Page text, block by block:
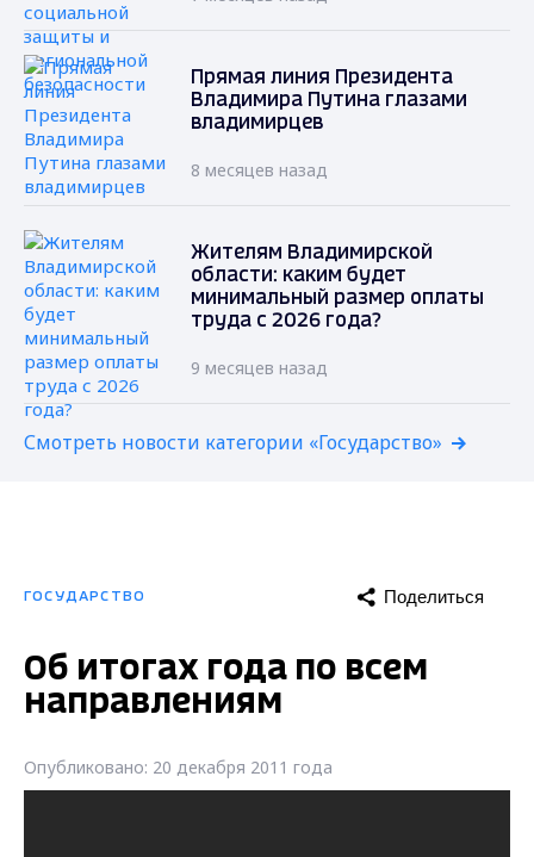
Прямая линия Президента
Владимира Путина глазами
владимирцев
8 месяцев назад
Жителям Владимирской
области: каким будет
минимальный размер оплаты
труда с 2026 года?
9 месяцев назад
Смотреть новости категории «Государство»
ГОСУДАРСТВО Поделиться
Об итогах года по всем
направлениям
Опубликовано: 20 декабря 2011 года